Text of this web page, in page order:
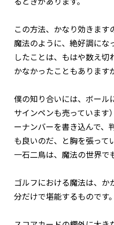
この方法、かなり効きます
魔法のように、絶好調にな
したことは、もはや数え切
かなかったこともあります
僕の知り合いには、ボール
サインペンも売っています
ーナンバーを書き込んで、
も良いのだ、と胸を張って
一石二鳥は、魔法の世界で
ゴルフにおける魔法は、か
分だけで堪能するものです。